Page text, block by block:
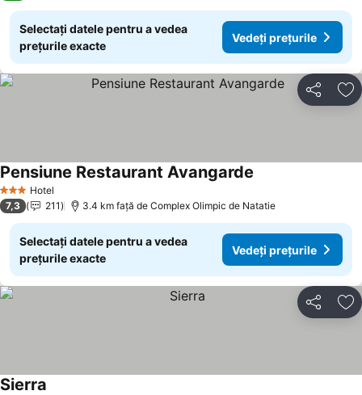
Selectați datele pentru a vedea
prețurile exacte
Vedeți prețurile
Distribuiți
3 SteleHotel
Pensiune Restaurant Avangarde
7,3 211 3.4 km faţă de Complex Olimpic de Natatie
Selectați datele pentru a vedea
prețurile exacte
Vedeți prețurile
Distribuiți
Sierra